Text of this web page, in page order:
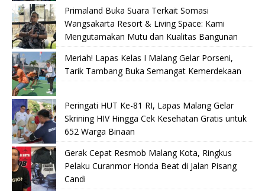
Primaland Buka Suara Terkait Somasi
Wangsakarta Resort & Living Space: Kami
Mengutamakan Mutu dan Kualitas Bangunan
Meriah! Lapas Kelas I Malang Gelar Porseni,
Tarik Tambang Buka Semangat Kemerdekaan
Peringati HUT Ke-81 RI, Lapas Malang Gelar
Skrining HIV Hingga Cek Kesehatan Gratis untuk
652 Warga Binaan
Gerak Cepat Resmob Malang Kota, Ringkus
Pelaku Curanmor Honda Beat di Jalan Pisang
Candi